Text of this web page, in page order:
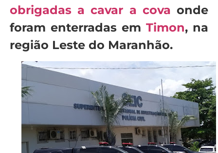
obrigadas a cavar a cova onde
foram enterradas em Timon, na
região Leste do Maranhão.